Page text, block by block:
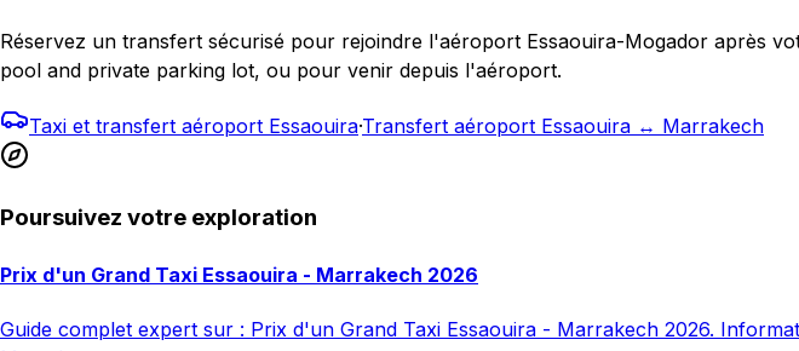
Réservez un transfert sécurisé pour rejoindre l'aéroport Essaouira-Mogador après
pool and private parking lot, ou pour venir depuis l'aéroport.
Taxi et transfert aéroport Essaouira·Transfert aéroport Essaouira ↔ Marrakech
Poursuivez votre exploration
Prix d'un Grand Taxi Essaouira - Marrakech 2026
Guide complet expert sur : Prix d'un Grand Taxi Essaouira - Marrakech 2026.